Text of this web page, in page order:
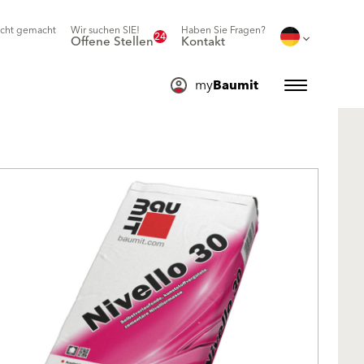
gemacht Wir suchen SIE!
Offene Stellen24 Haben Sie Fragen?
Kontakt
myBaumit